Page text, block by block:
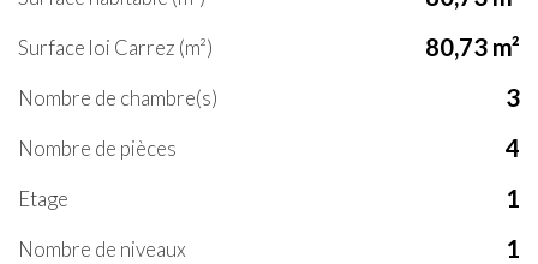
Surface loi Carrez (m²) 80,73 m²
Nombre de chambre(s) 3
Nombre de pièces 4
Etage 1
Nombre de niveaux 1